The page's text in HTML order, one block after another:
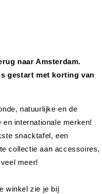
naar Amsterdam.
gestart met korting van
natuurlijke en de
internationale merken!
snacktafel, een
collectie aan accessoires,
meer!
winkel zie je bij